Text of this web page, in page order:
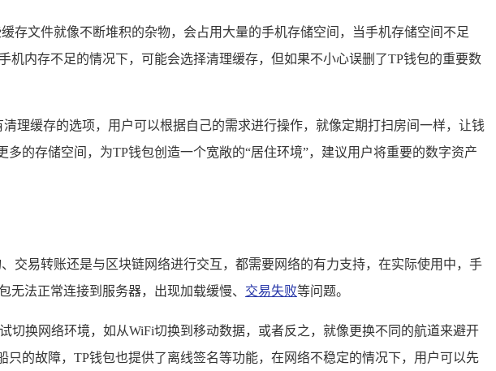
存文件就像不断堆积的杂物，会占用大量的手机存储空间，当手机存储空间不足
内存不足的情况下，可能会选择清理缓存，但如果不小心误删了TP钱包的重要数
理缓存的选项，用户可以根据自己的需求进行操作，就像定期打扫房间一样，让钱
的存储空间，为TP钱包创造一个宽敞的“居住环境”，建议用户将重要的数字资产
交易转账还是与区块链网络进行交互，都需要网络的有力支持，在实际使用中，手
法正常连接到服务器，出现加载缓慢、 交易失败等问题。
换网络环境，如从WiFi切换到移动数据，或者反之，就像更换不同的航道来避开
的故障，TP钱包也提供了离线签名等功能，在网络不稳定的情况下，用户可以先